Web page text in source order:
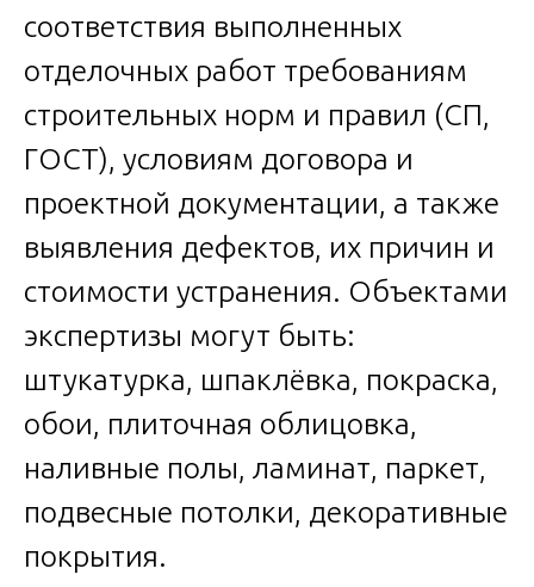
соответствия выполненных
отделочных работ требованиям
строительных норм и правил (СП,
ГОСТ), условиям договора и
проектной документации, а также
выявления дефектов, их причин и
стоимости устранения. Объектами
экспертизы могут быть:
штукатурка, шпаклёвка, покраска,
обои, плиточная облицовка,
наливные полы, ламинат, паркет,
подвесные потолки, декоративные
покрытия.